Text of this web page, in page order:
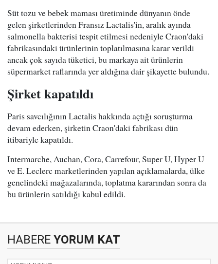
Süt tozu ve bebek maması üretiminde dünyanın önde
gelen şirketlerinden Fransız Lactalis'in, aralık ayında
salmonella bakterisi tespit etilmesi nedeniyle Craon'daki
fabrikasındaki ürünlerinin toplatılmasına karar verildi
ancak çok sayıda tüketici, bu markaya ait ürünlerin
süpermarket raflarında yer aldığına dair şikayette bulundu.
Şirket kapatıldı
Paris savcılığının Lactalis hakkında açtığı soruşturma
devam ederken, şirketin Craon'daki fabrikası dün
itibariyle kapatıldı.
Intermarche, Auchan, Cora, Carrefour, Super U, Hyper U
ve E. Leclerc marketlerinden yapılan açıklamalarda, ülke
genelindeki mağazalarında, toplatma kararından sonra da
bu ürünlerin satıldığı kabul edildi.
HABERE YORUM KAT